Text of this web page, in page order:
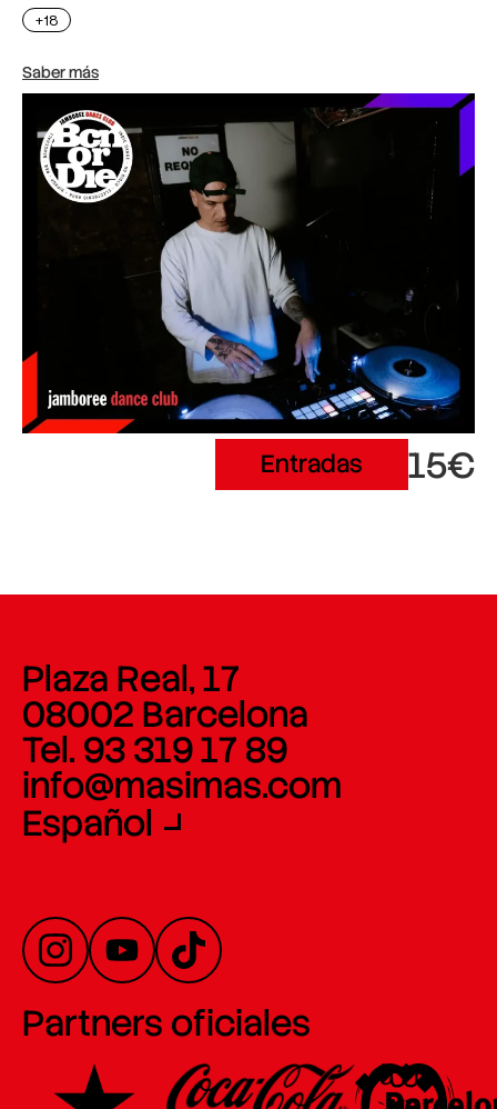
+18
Saber más
Entradas 15€
Plaza Real, 17
08002 Barcelona
Tel. 93 319 17 89
info@masimas.com
Español
Partners oficiales